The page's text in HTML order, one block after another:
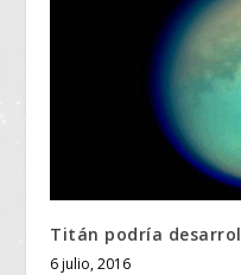
Titán podría
6 julio, 2016